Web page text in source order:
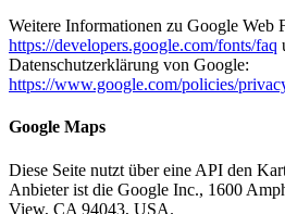
Weitere Informationen zu Google Web
https://developers.google.com/fonts/faq
Datenschutzerklärung von Google:
https://www.google.com/policies/
Google Maps
Diese Seite nutzt über eine API den
Anbieter ist die Google Inc., 1600
View, CA 94043, USA.